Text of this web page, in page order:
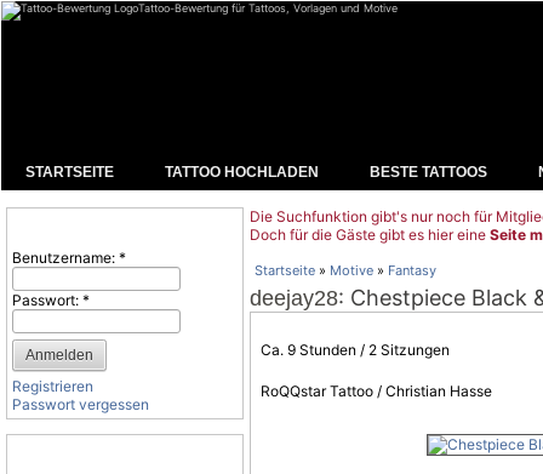
Tattoo-Bewertung für Tattoos, Vorlagen und Motive
STARTSEITE TATTOO HOCHLADEN BESTE TATTOOS
Benutzername: *
Passwort: *
Registrieren
Passwort vergessen
Die Suchfunktion gibt's nur noch für
Doch für die Gäste gibt es hier eine Seite
Startseite » Motive » Fantasy
deejay28: Chestpiece Black
Ca. 9 Stunden / 2 Sitzungen
RoQQstar Tattoo / Christian Hasse